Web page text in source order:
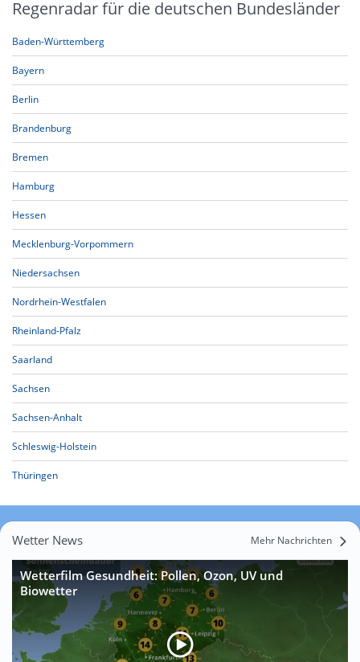
Regenradar für die deutschen Bundesländer
Baden-Württemberg
Bayern
Berlin
Brandenburg
Bremen
Hamburg
Hessen
Mecklenburg-Vorpommern
Niedersachsen
Nordrhein-Westfalen
Rheinland-Pfalz
Saarland
Sachsen
Sachsen-Anhalt
Schleswig-Holstein
Thüringen
Wetter News Mehr Nachrichten
Wetterfilm Gesundheit: Pollen, Ozon, UV und
Biowetter